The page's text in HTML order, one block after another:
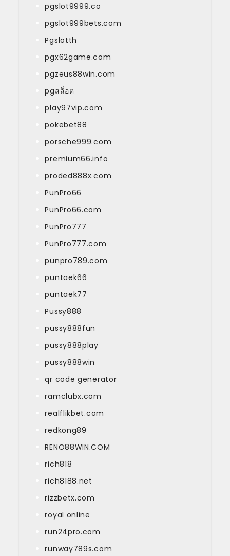
pgslot9999.co
pgslot999bets.com
Pgslotth
pgx62game.com
pgzeus88win.com
pgสล็อต
play97vip.com
pokebet88
porsche999.com
premium66.info
proded888x.com
PunPro66
PunPro66.com
PunPro777
PunPro777.com
punpro789.com
puntaek66
puntaek77
Pussy888
pussy888fun
pussy888play
pussy888win
qr code generator
ramclubx.com
realflikbet.com
redkong89
RENO88WIN.COM
rich818
rich8188.net
rizzbetx.com
royal online
run24pro.com
runway789s.com